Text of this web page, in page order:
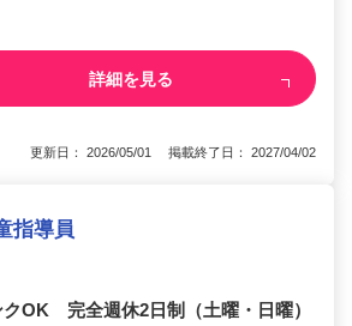
詳細を見る
更新日： 2026/05/01 掲載終了日： 2027/04/02
指導員
OK 完全週休2日制（土曜・日曜）